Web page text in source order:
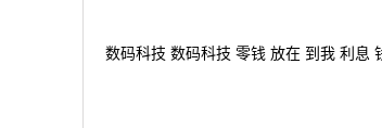
数码科技 数码科技 零钱 放在 到我 利息